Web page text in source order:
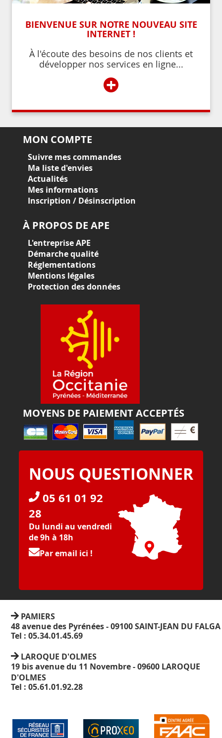
BIENVENUE SUR NOTRE NOUVEAU SITE
INTERNET !
À l'écoute des besoins de nos clients et
développer nos services en ligne...
+
MON COMPTE
Suivre mes commandes
Ma liste d'envies
Actualités
Mes informations
Inscription / Désinscription
À PROPOS DE APE
L'entreprise APE
Démarche qualité
Réglementations
Mentions légales
Protection des données
MOYENS DE PAIEMENT ACCEPTÉS
NOUS QUESTIONNER
05 61 01 92
28
Du lundi au vendredi
de 9h à 18h
Par email ici !
PAMIERS
48 avenue des Pyrénées - 09100 SAINT-JEAN DU FALGA
Tel : 05.34.01.45.69
LAROQUE D'OLMES
19 bis avenue du 11 Novembre - 09600 LAROQUE
D'OLMES
Tel : 05.61.01.92.28